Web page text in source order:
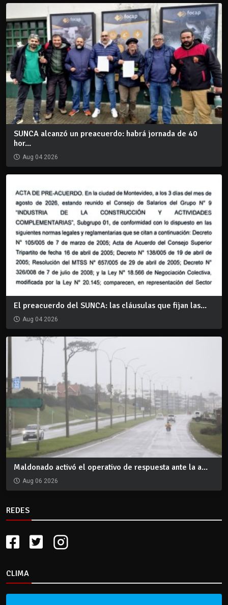
SUNCA alcanzó un preacuerdo: habrá jornada de 40
hor...
Aug 04 2026
El preacuerdo del SUNCA: las cláusulas que fijan las...
Aug 04 2026
Maldonado activó el operativo de respuesta ante la a...
Aug 06 2026
REDES
CLIMA